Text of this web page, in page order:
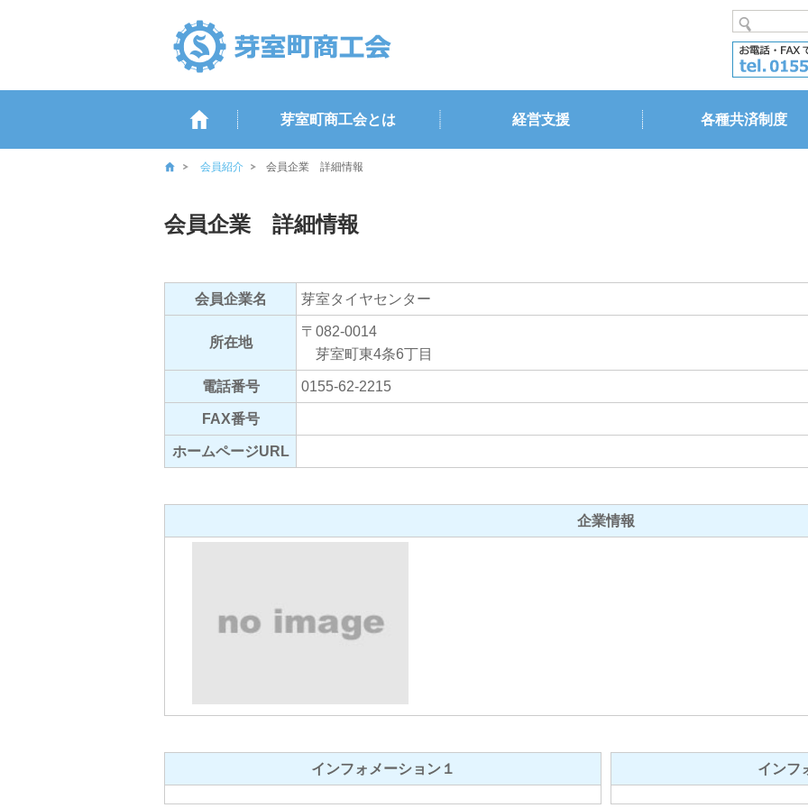
芽室町商工会とは 経営支援 各種共済制度
会員紹介 会員企業 詳細情報
会員企業 詳細情報
会員企業名 芽室タイヤセンター
所在地
〒082-0014
芽室町東4条6丁目
電話番号 0155-62-2215
FAX番号
ホームページURL
企業情報
インフォメーション１ インフ